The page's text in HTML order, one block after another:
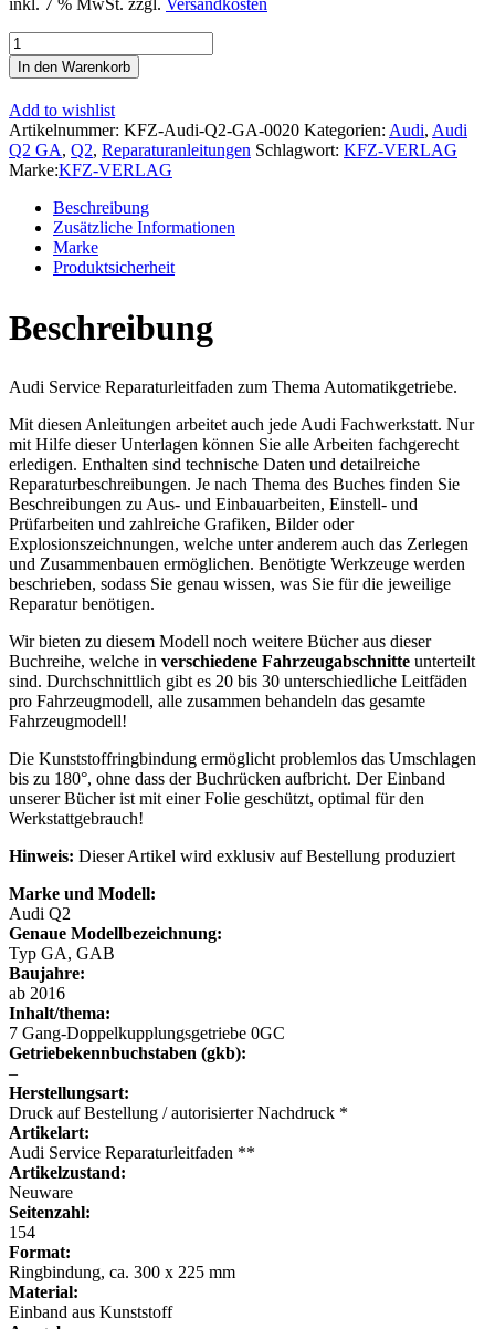
inkl. 7 % MwSt. zzgl. Versandkosten
Audi
Q2
Typ
GA
ab
2016
7
Gang
Automatikgetriebe
Reparaturanleitung
In den Warenkorb
Add to wishlist
Artikelnummer: KFZ-Audi-Q2-GA-0020 Kategorien: Audi, Audi
Q2 GA, Q2, Reparaturanleitungen Schlagwort: KFZ-VERLAG
Marke:KFZ-VERLAG
Beschreibung
Zusätzliche Informationen
Marke
Produktsicherheit
Beschreibung
Audi Service Reparaturleitfaden zum Thema Automatikgetriebe.
Mit diesen Anleitungen arbeitet auch jede Audi Fachwerkstatt. Nur
mit Hilfe dieser Unterlagen können Sie alle Arbeiten fachgerecht
erledigen. Enthalten sind technische Daten und detailreiche
Reparaturbeschreibungen. Je nach Thema des Buches finden Sie
Beschreibungen zu Aus- und Einbauarbeiten, Einstell- und
Prüfarbeiten und zahlreiche Grafiken, Bilder oder
Explosionszeichnungen, welche unter anderem auch das Zerlegen
und Zusammenbauen ermöglichen. Benötigte Werkzeuge werden
beschrieben, sodass Sie genau wissen, was Sie für die jeweilige
Reparatur benötigen.
Wir bieten zu diesem Modell noch weitere Bücher aus dieser
Buchreihe, welche in verschiedene Fahrzeugabschnitte unterteilt
sind. Durchschnittlich gibt es 20 bis 30 unterschiedliche Leitfäden
pro Fahrzeugmodell, alle zusammen behandeln das gesamte
Fahrzeugmodell!
Die Kunststoffringbindung ermöglicht problemlos das Umschlagen
bis zu 180°, ohne dass der Buchrücken aufbricht. Der Einband
unserer Bücher ist mit einer Folie geschützt, optimal für den
Werkstattgebrauch!
Hinweis: Dieser Artikel wird exklusiv auf Bestellung produziert
Marke und Modell:
Audi Q2
Genaue Modellbezeichnung:
Typ GA, GAB
Baujahre:
ab 2016
Inhalt/thema:
7 Gang-Doppelkupplungsgetriebe 0GC
Getriebekennbuchstaben (gkb):
–
Herstellungsart:
Druck auf Bestellung / autorisierter Nachdruck *
Artikelart:
Audi Service Reparaturleitfaden **
Artikelzustand:
Neuware
Seitenzahl:
154
Format:
Ringbindung, ca. 300 x 225 mm
Material:
Einband aus Kunststoff